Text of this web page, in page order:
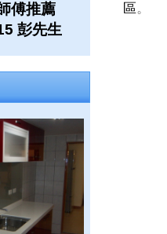
傅推薦
彭先生
區。